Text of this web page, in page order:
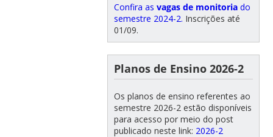
Confira as vagas de monitoriado
semestre 2024-2. Inscrições até
01/09.
Planos de Ensino 2026-2
Os planos de ensino referentes ao
semestre 2026-2 estão disponíveis
para acesso por meio do post
publicado neste link: 2026-2